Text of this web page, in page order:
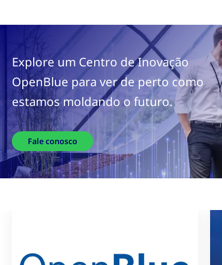
Explore um Centro de Inovação
OpenBlue para ver de perto como
estamos moldando o futuro.
Fale conosco